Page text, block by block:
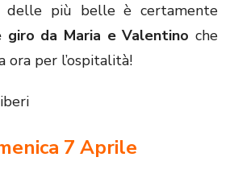
delle più belle è certamente
da Maria e Valentino che
ora per l’ospitalità!
7 Aprile